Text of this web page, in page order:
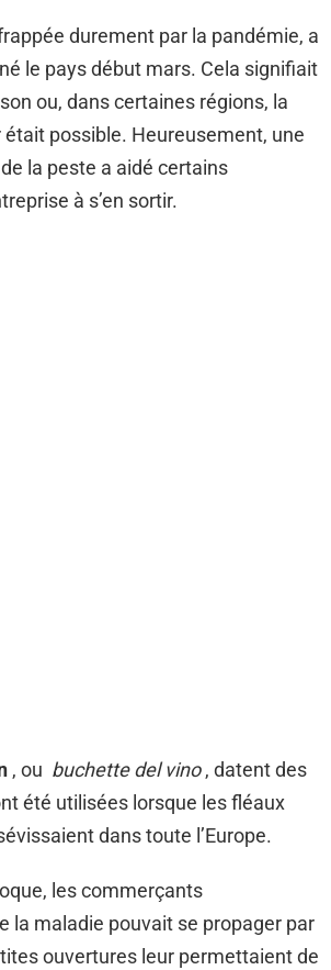
durement par la pandémie, a
le pays début mars. Cela signifiait
ou, dans certaines régions, la
possible. Heureusement, une
la peste a aidé certains
à s’en sortir.
, ou buchette del vino, datent des
été utilisées lorsque les fléaux
dans toute l’Europe.
les commerçants
la maladie pouvait se propager par
ouvertures leur permettaient de